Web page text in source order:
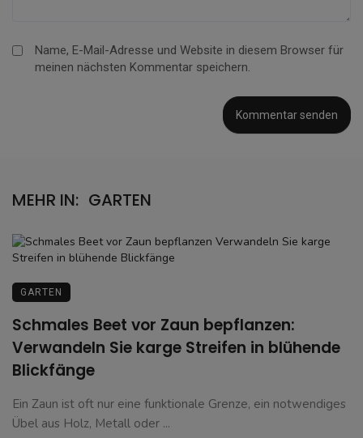
Name, E-Mail-Adresse und Website in diesem Browser für
meinen nächsten Kommentar speichern.
MEHR IN: GARTEN
GARTEN
Schmales Beet vor Zaun bepflanzen:
Verwandeln Sie karge Streifen in blühende
Blickfänge
Ein Zaun ist oft nur eine funktionale Grenze, ein notwendiges
Übel aus Holz, Metall oder ...